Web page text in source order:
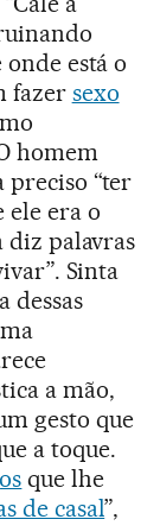
onde está o
fazer sexo
homem
preciso “ter
ele era o
diz palavras
Sinta
dessas
a mão,
gesto que
a toque.
que lhe
de casal”,